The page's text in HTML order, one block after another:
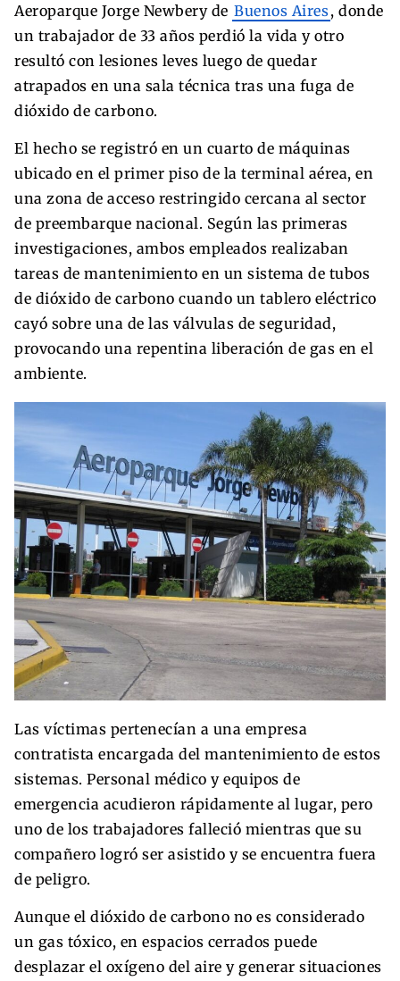
Aeroparque Jorge Newbery de Buenos Aires, donde
un trabajador de 33 años perdió la vida y otro
resultó con lesiones leves luego de quedar
atrapados en una sala técnica tras una fuga de
dióxido de carbono.
El hecho se registró en un cuarto de máquinas
ubicado en el primer piso de la terminal aérea, en
una zona de acceso restringido cercana al sector
de preembarque nacional. Según las primeras
investigaciones, ambos empleados realizaban
tareas de mantenimiento en un sistema de tubos
de dióxido de carbono cuando un tablero eléctrico
cayó sobre una de las válvulas de seguridad,
provocando una repentina liberación de gas en el
ambiente.
Las víctimas pertenecían a una empresa
contratista encargada del mantenimiento de estos
sistemas. Personal médico y equipos de
emergencia acudieron rápidamente al lugar, pero
uno de los trabajadores falleció mientras que su
compañero logró ser asistido y se encuentra fuera
de peligro.
Aunque el dióxido de carbono no es considerado
un gas tóxico, en espacios cerrados puede
desplazar el oxígeno del aire y generar situaciones